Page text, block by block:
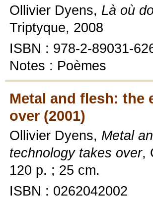
Ollivier Dyens, Là où
Triptyque, 2008
ISBN : 978-2-89031-
Notes : Poèmes
Metal and flesh: the
over (2001)
Ollivier Dyens, Metal
technology takes over,
120 p. ; 25 cm.
ISBN : 0262042002